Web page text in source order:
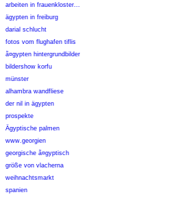
arbeiten in frauenkloster...
ägypten in freiburg
darial schlucht
fotos vom flughafen tiflis
ã¤gypten hintergrundbilder
bildershow korfu
münster
alhambra wandfliese
der nil in ägypten
prospekte
Ägyptische palmen
www.georgien
georgische ã¤gyptisch
größe von vlacherna
weihnachtsmarkt
spanien